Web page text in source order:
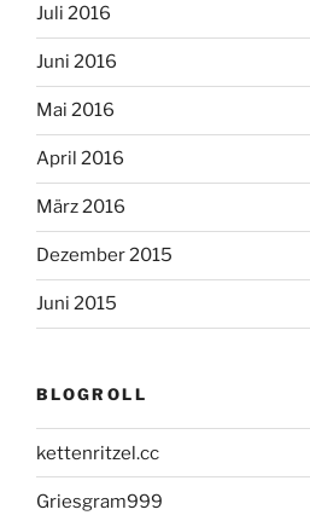
Juli 2016
Juni 2016
Mai 2016
April 2016
März 2016
Dezember 2015
Juni 2015
BLOGROLL
kettenritzel.cc
Griesgram999